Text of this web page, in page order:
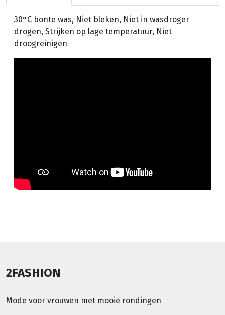
30°C bonte was, Niet bleken, Niet in wasdroger
drogen, Strijken op lage temperatuur, Niet
droogreinigen
2FASHION
Mode voor vrouwen met mooie rondingen